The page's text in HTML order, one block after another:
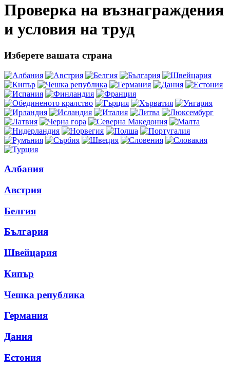
Проверка на възнаграждения
и условия на труд
Изберете вашата страна
Албания
Австрия
Белгия
България
Швейцария
Кипър
Чешка република
Германия
Дания
Естония